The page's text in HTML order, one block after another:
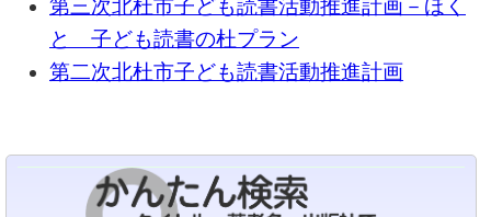
第三次北杜市子ども読書活動推進計画－ほく
と 子ども読書の杜プラン
第二次北杜市子ども読書活動推進計画